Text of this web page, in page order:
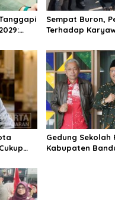
Sempat Buron,
Terhadap
Polisi
Gedung Sekolah
Kabupaten